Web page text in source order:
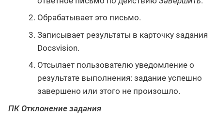
Обрабатывает это письмо.
Записывает результаты в карточку задания
Docsvision.
Отсылает пользователю уведомление о
результате выполнения: задание успешно
завершено или этого не произошло.
ПК Отклонение задания